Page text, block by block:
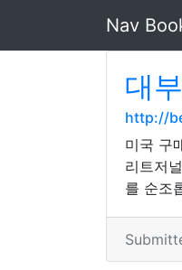
Nav
대
http://
미국 구
리트저
를 순조